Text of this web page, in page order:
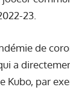
23.
de
a
Kubo, par